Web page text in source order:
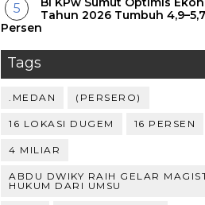
Tahun 2026 Tumbuh 4,9–5,7
Persen
Tags
.MEDAN (PERSERO)
16 LOKASI DUGEM 16 PERSEN
4 MILIAR
ABDU DWIKY RAIH GELAR
HUKUM DARI UMSU